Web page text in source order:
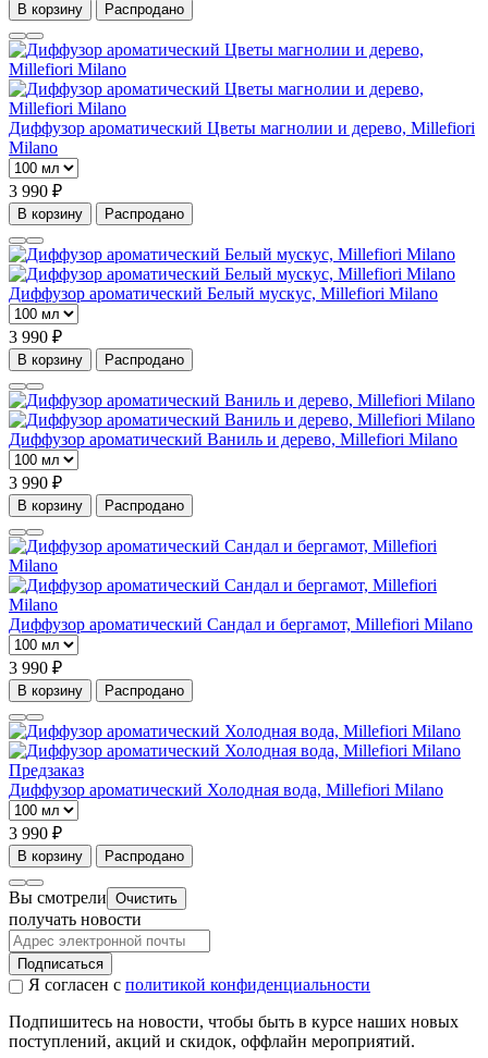
В корзину Распродано
Диффузор ароматический Цветы магнолии и дерево, Millefiori
Milano
3 990 ₽
В корзину Распродано
Диффузор ароматический Белый мускус, Millefiori Milano
3 990 ₽
В корзину Распродано
Диффузор ароматический Ваниль и дерево, Millefiori Milano
3 990 ₽
В корзину Распродано
Диффузор ароматический Сандал и бергамот, Millefiori Milano
3 990 ₽
В корзину Распродано
Предзаказ
Диффузор ароматический Холодная вода, Millefiori Milano
3 990 ₽
В корзину Распродано
Вы смотрели Очистить
получать новости
Подписаться
Я согласен с политикой конфиденциальности
Подпишитесь на новости, чтобы быть в курсе наших новых
поступлений, акций и скидок, оффлайн мероприятий.